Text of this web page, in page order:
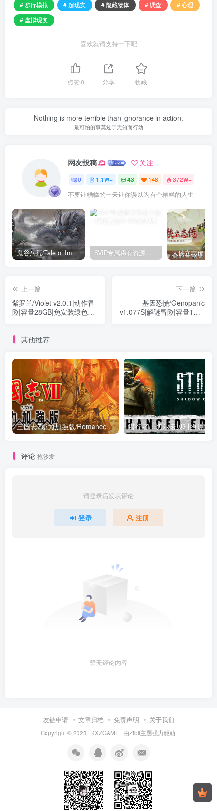
# 步行模拟
# 超现实 # 隐藏物体 # 调查
# 心理
# 虚拟现实
喜欢就请支持一下吧
点赞0 分享 收藏
Nothing is more terrible than ignorance in action.
最可怕的事莫过于无知而行动
网友投稿 关注
0 1.1W+ 43 148 372W+
不要让糟糕的一天让你误以为有个糟糕的人生
鬼谷八荒/Tale of Immortal v1.2.105.259|角色扮演|容量27.4GB|免安装绿色中文版 SVIP专属稀有资源下载 – 持续更新中
上一篇
紫罗兰/Violet v2.0.1|动作冒
险|容量28GB|免安装绿色中
下一篇
基因恐慌/Genopanic
v1.077S|解谜冒险|容量1GB|
其他推荐
三国志7威力加强版/Romance of the Three Kingdoms VII with Power Up Kit Build.2278666|策略战棋|容量345MB|免安装绿色中文版
评论 抢沙发
请登录后发表评论
登录 注册
暂无评论内容
友链申请 文章归档 免责声明 关于我们
Copyright © 2023 · KXZGAME · 由Zibll主题强力驱动.